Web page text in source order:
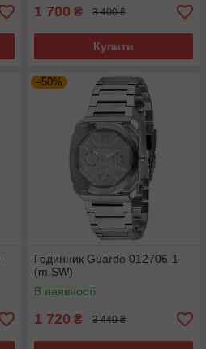
1 700 ₴ 3 400 ₴
Купити
–50%
Годинник Guardo 012706-1
(m.SW)
В наявності
1 720 ₴ 3 440 ₴